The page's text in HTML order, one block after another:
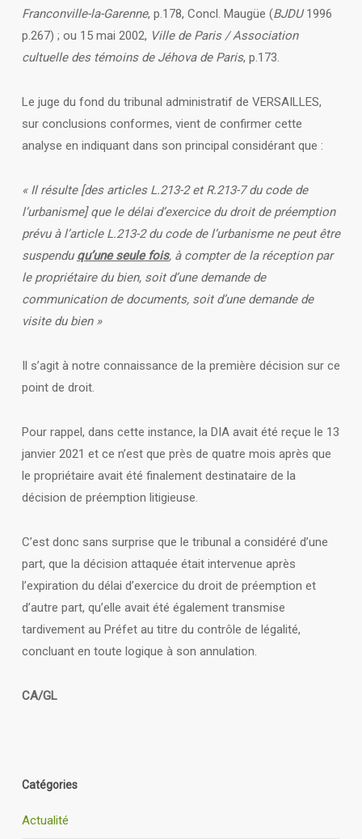
Franconville-la-Garenne, p.178, Concl. Maugüe (BJDU1996
p.267) ; ou 15 mai 2002, Ville de Paris / Association
cultuelle des témoins de Jéhova de Paris, p.173.
Le juge du fond du tribunal administratif de VERSAILLES,
sur conclusions conformes, vient de confirmer cette
analyse en indiquant dans son principal considérant que :
« Il résulte [des articles L.213-2 et R.213-7 du code de
l’urbanisme] que le délai d’exercice du droit de préemption
prévu à l’article L.213-2 du code de l’urbanisme ne peut être
suspendu qu’une seule fois, à compter de la réception par
le propriétaire du bien, soit d’une demande de
communication de documents, soit d’une demande de
visite du bien »
Il s’agit à notre connaissance de la première décision sur ce
point de droit.
Pour rappel, dans cette instance, la DIA avait été reçue le 13
janvier 2021 et ce n’est que près de quatre mois après que
le propriétaire avait été finalement destinataire de la
décision de préemption litigieuse.
C’est donc sans surprise que le tribunal a considéré d’une
part, que la décision attaquée était intervenue après
l’expiration du délai d’exercice du droit de préemption et
d’autre part, qu’elle avait été également transmise
tardivement au Préfet au titre du contrôle de légalité,
concluant en toute logique à son annulation.
CA/GL
Catégories
Actualité